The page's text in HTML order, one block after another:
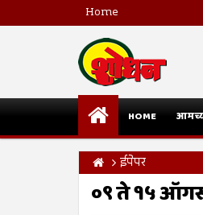
Home
HOME
ईपेपर
०९ ते १५